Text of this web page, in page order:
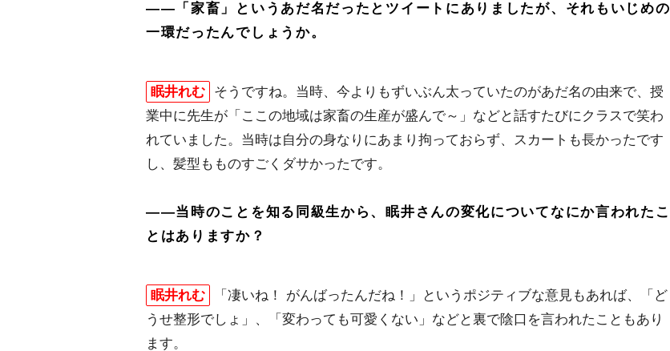
――「家畜」というあだ名だったとツイートにありましたが、それもいじめの
一環だったんでしょうか。
眠井れむ
そうですね。当時、今よりもずいぶん太っていたのがあだ名の由来で、授
業中に先生が「ここの地域は家畜の生産が盛んで～」などと話すたびにクラスで笑わ
れていました。当時は自分の身なりにあまり拘っておらず、スカートも長かったです
し、髪型もものすごくダサかったです。
――当時のことを知る同級生から、眠井さんの変化についてなにか言われたこ
とはありますか？
眠井れむ
「凄いね！ がんばったんだね！」というポジティブな意見もあれば、「ど
うせ整形でしょ」、「変わっても可愛くない」などと裏で陰口を言われたこともあり
ます。